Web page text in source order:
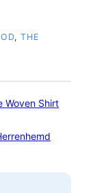
, THE
Woven Shirt